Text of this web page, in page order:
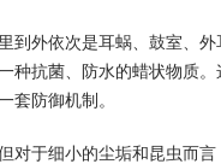
到外依次是耳蜗、鼓室、
种抗菌、防水的蜡状物质
套防御机制。
对于细小的尘垢和昆虫而